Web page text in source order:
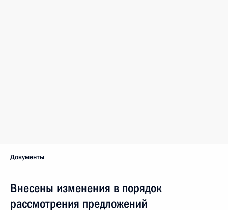
Документы
Внесены изменения в порядок
рассмотрения предложений